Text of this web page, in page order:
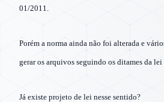
01/2011.
Porém a norma ainda não foi alterada e
gerar os arquivos seguindo os ditames da lei
Já existe projeto de lei nesse sentido?